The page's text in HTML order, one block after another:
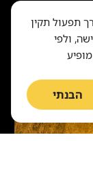
תפעול תקין
ולפי
הבנתי